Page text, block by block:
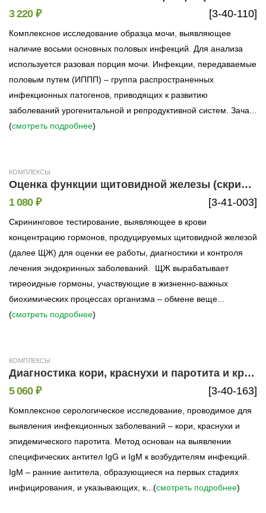
[3-40-110]
3 220 ₽
Комплексное исследование образца мочи, выявляющее
наличие восьми основных половых инфекций. Для анализа
используется разовая порция мочи. Инфекции, передаваемые
половым путем (ИППП) – группа распространенных
инфекционных патогенов, приводящих к развитию
заболеваний урогенитальной и репродуктивной систем. Зача...
(смотреть подробнее)
КОМПЛЕКСЫ
Оценка функции щитовидной железы (скрининг)
[3-41-003]
1 080 ₽
Скрининговое тестирование, выявляющее в крови
концентрацию гормонов, продуцируемых щитовидной железой
(далее ЩЖ) для оценки ее работы, диагностики и контроля
лечения эндокринных заболеваний. ЩЖ вырабатывает
тиреоидные гормоны, участвующие в жизненно-важных
биохимических процессах организма – обмене веще...
(смотреть подробнее)
КОМПЛЕКСЫ
Диагностика кори, краснухи и паротита и краснухи (антитела к Measles Virus, Rubella Virus, Mumps Virus)
[3-40-163]
5 060 ₽
Комплексное серологическое исследование, проводимое для
выявления инфекционных заболеваний – кори, краснухи и
эпидемического паротита. Метод основан на выявлении
специфических антител IgG и IgM к возбудителям инфекций.
IgM – ранние антитела, образующиеся на первых стадиях
инфицирования, и указывающих, к...(смотреть подробнее)